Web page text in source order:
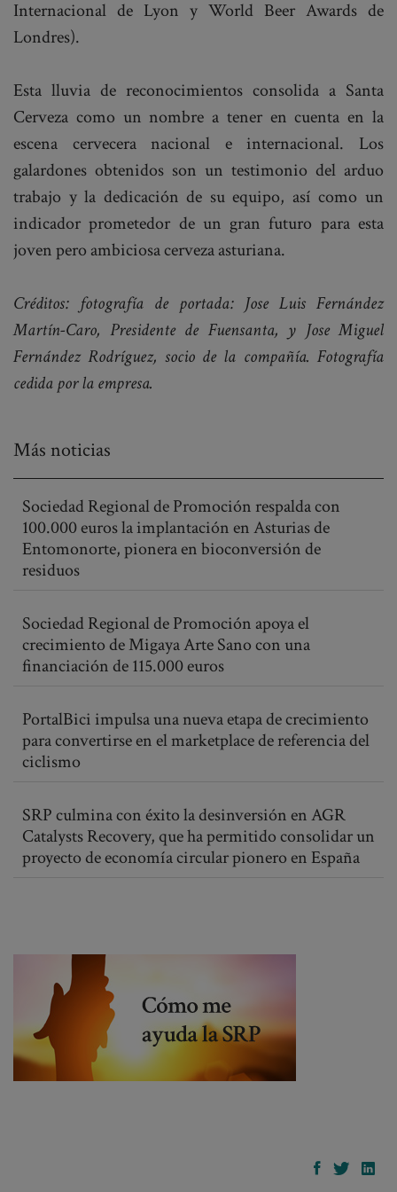
Internacional de Lyon y World Beer Awards de
Londres).
Esta lluvia de reconocimientos consolida a Santa
Cerveza como un nombre a tener en cuenta en la
escena cervecera nacional e internacional. Los
galardones obtenidos son un testimonio del arduo
trabajo y la dedicación de su equipo, así como un
indicador prometedor de un gran futuro para esta
joven pero ambiciosa cerveza asturiana.
Créditos: fotografía de portada: Jose Luis Fernández
Martín-Caro, Presidente de Fuensanta, y Jose Miguel
Fernández Rodríguez, socio de la compañía. Fotografía
cedida por la empresa.
Más noticias
Sociedad Regional de Promoción respalda con
100.000 euros la implantación en Asturias de
Entomonorte, pionera en bioconversión de
residuos
Sociedad Regional de Promoción apoya el
crecimiento de Migaya Arte Sano con una
financiación de 115.000 euros
PortalBici impulsa una nueva etapa de crecimiento
para convertirse en el marketplace de referencia del
ciclismo
SRP culmina con éxito la desinversión en AGR
Catalysts Recovery, que ha permitido consolidar un
proyecto de economía circular pionero en España